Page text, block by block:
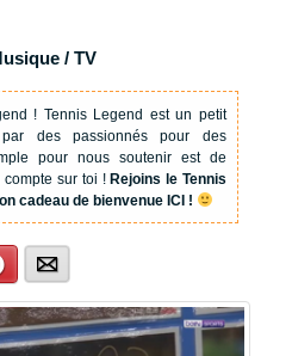
/ TV
! Tennis Legend est un petit
des passionnés pour des
pour nous soutenir est de
compte sur toi !Rejoins le Tennis
cadeau de bienvenue ICI !
Pinterest